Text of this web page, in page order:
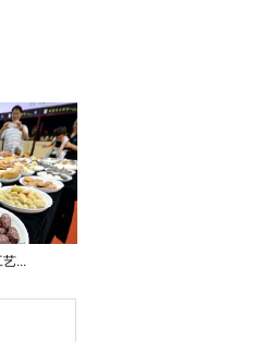
...